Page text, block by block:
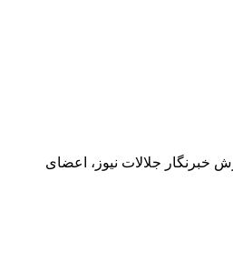
خبرنگار جلالات نیوز، اعضای